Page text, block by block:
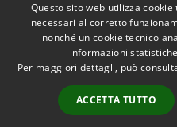
Accessibilità
Questo sito web utilizza
necessari al corretto
nonché un cookie tecnico
informazioni
Per maggiori dettagli, può
ACCETTA TUTTO